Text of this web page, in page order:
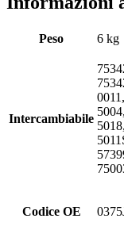
Peso 6 kg
Intercambiabile
Codice OE